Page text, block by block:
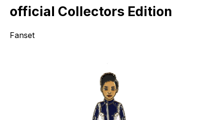
official Collectors Edition
Fanset